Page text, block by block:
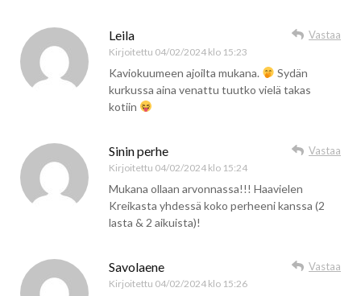
Leila
Kirjoitettu 04/02/2024 klo 15:23
Vastaa
Kaviokuumeen ajoilta mukana.
Sydän
kurkussa aina venattu tuutko vielä takas
kotiin
Sinin perhe
Kirjoitettu 04/02/2024 klo 15:24
Vastaa
Mukana ollaan arvonnassa!!! Haavielen
Kreikasta yhdessä koko perheeni kanssa (2
lasta & 2 aikuista)!
Savolaene
Kirjoitettu 04/02/2024 klo 15:26
Vastaa